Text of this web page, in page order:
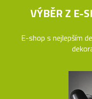
VÝBĚR Z E-
E-shop s nejlepším